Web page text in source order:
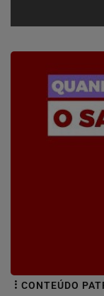
CONTEÚDO